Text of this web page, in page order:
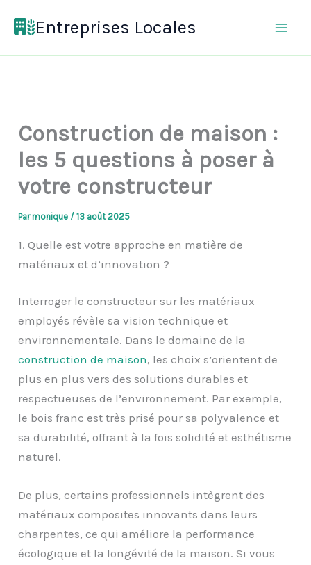
Entreprises Locales
Construction de maison :
les 5 questions à poser à
votre constructeur
Parmonique /13 août 2025
1. Quelle est votre approche en matière de
matériaux et d’innovation ?
Interroger le constructeur sur les matériaux
employés révèle sa vision technique et
environnementale. Dans le domaine de la
construction de maison, les choix s’orientent de
plus en plus vers des solutions durables et
respectueuses de l’environnement. Par exemple,
le bois franc est très prisé pour sa polyvalence et
sa durabilité, offrant à la fois solidité et esthétisme
naturel.
De plus, certains professionnels intègrent des
matériaux composites innovants dans leurs
charpentes, ce qui améliore la performance
écologique et la longévité de la maison. Si vous